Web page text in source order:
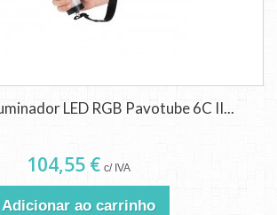
LED RGB Pavotube 6C II...
104,55 € c/ IVA
Adicionar ao carrinho